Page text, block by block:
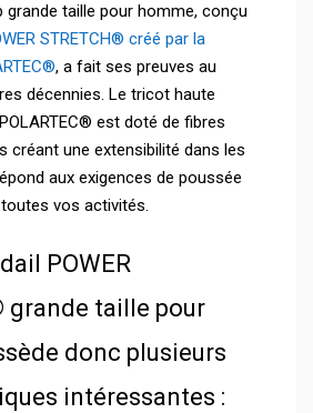
grande taille pour homme, conçu
STRETCH® créé par la
, a fait ses preuves au
décennies. Le tricot haute
est doté de fibres
créant une extensibilité dans les
aux exigences de poussée
vos activités.
POWER
grande taille pour
donc plusieurs
intéressantes :